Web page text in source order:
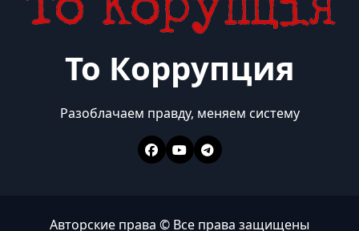
То Коррупция
Разоблачаем правду, меняем систему
Авторские права © Все права защищены